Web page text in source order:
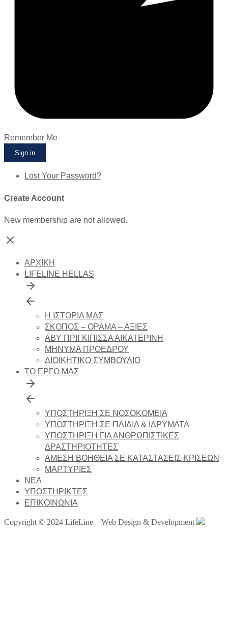
Remember Me
Sign in
Lost Your Password?
Create Account
New membership are not allowed.
ΑΡΧΙΚΗ
LIFELINE HELLAS
Η ΙΣΤΟΡΙΑ ΜΑΣ
ΣΚΟΠΟΣ – ΟΡΑΜΑ – ΑΞΙΕΣ
ΑΒΥ ΠΡΙΓΚΙΠΙΣΣΑ ΑΙΚΑΤΕΡΙΝΗ
ΜΗΝΥΜΑ ΠΡΟΕΔΡΟΥ
ΔΙΟΙΚΗΤΙΚΟ ΣΥΜΒΟΥΛΙΟ
ΤΟ ΕΡΓΟ ΜΑΣ
ΥΠΟΣΤΗΡΙΞΗ ΣΕ ΝΟΣΟΚΟΜΕΙΑ
ΥΠΟΣΤΗΡΙΞΗ ΣΕ ΠΑΙΔΙΑ & ΙΔΡΥΜΑΤΑ
ΥΠΟΣΤΗΡΙΞΗ ΓΙΑ ΑΝΘΡΩΠΙΣΤΙΚΕΣ
ΔΡΑΣΤΗΡΙΟΤΗΤΕΣ
ΑΜΕΣΗ ΒΟΗΘΕΙΑ ΣΕ ΚΑΤΑΣΤΑΣΕΙΣ ΚΡΙΣΕΩΝ
ΜΑΡΤΥΡΙΕΣ
NEA
ΥΠΟΣΤΗΡΙΚΤΕΣ
ΕΠΙΚΟΙΝΩΝΙΑ
Copyright © 2024 LifeLine Web Design & Development